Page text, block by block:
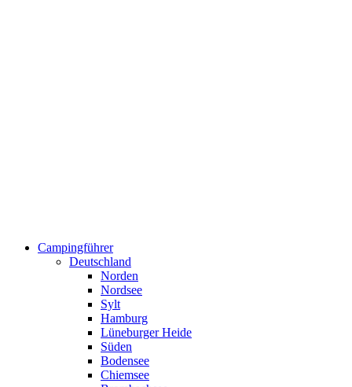
Campingführer
Deutschland
Norden
Nordsee
Sylt
Hamburg
Lüneburger Heide
Süden
Bodensee
Chiemsee